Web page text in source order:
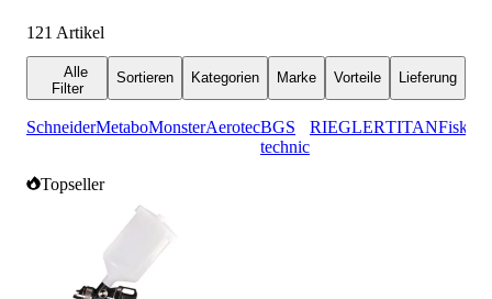
121 Artikel
Alle
Filter
Sortieren Kategorien Marke Vorteile Lieferung
SchneiderMetaboMonsterAerotecBGS
technic
RIEGLERTITANFiskars
Topseller